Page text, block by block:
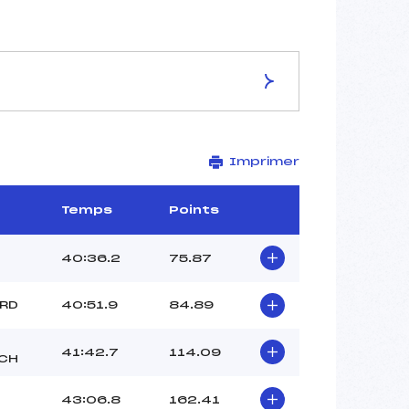
PISTE DE REPLIS
9 km
Imprimer
Temps Points
40:36.2 75.87
40:51.9 84.89
41:42.7 114.09
43:06.8 162.41